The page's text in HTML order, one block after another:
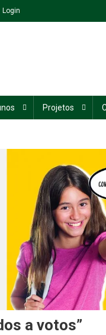
Login
Projetos
a votos”